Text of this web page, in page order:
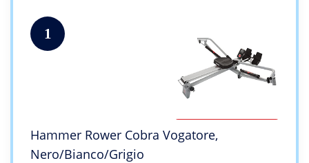
1
Hammer Rower Cobra Vogatore,
Nero/Bianco/Grigio